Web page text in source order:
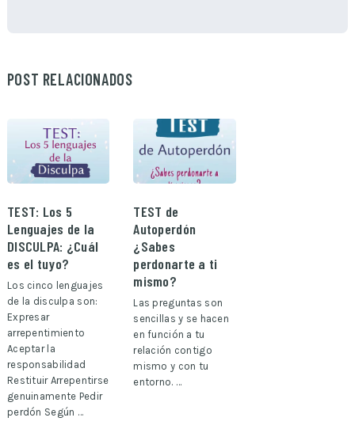
POST RELACIONADOS
TEST: Los 5
Lenguajes de la
DISCULPA: ¿Cuál
es el tuyo?
Los cinco lenguajes
de la disculpa son:
Expresar
arrepentimiento
Aceptar la
responsabilidad
Restituir Arrepentirse
genuinamente Pedir
perdón Según …
TEST de
Autoperdón
¿Sabes
perdonarte a ti
mismo?
Las preguntas son
sencillas y se hacen
en función a tu
relación contigo
mismo y con tu
entorno. …